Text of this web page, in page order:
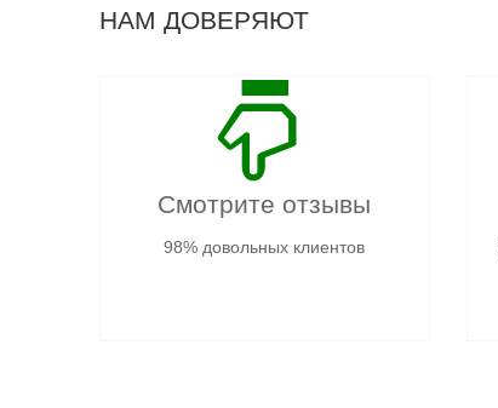
НАМ ДОВЕРЯЮТ
Смотрите отзывы
98% довольных клиентов